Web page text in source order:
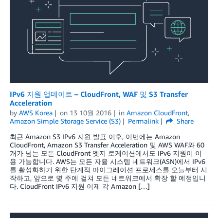
IPv6 지원 업데이트 – CloudFront, WAF 및 S3 Transfer
Acceleration
by AWS Korea on 13 10월 2016 in Amazon CloudFront,
Amazon Simple Storage Service (S3)
Permalink
Share
최근 Amazon S3 IPv6 지원 발표 이후, 이번에는 Amazon
CloudFront, Amazon S3 Transfer Acceleration 및 AWS WAF와 60
개가 넘는 모든 CloudFront 엣지 로케이션에서도 IPv6 지원이 이
용 가능합니다. AWS는 모든 자율 시스템 네트워크(ASN)에서 IPv6
를 활성화하기 위한 단계적 마이그레이션 프로세스를 오늘부터 시
작하고, 앞으로 몇 주에 걸쳐 모든 네트워크에서 확장 할 예정입니
다. CloudFront IPv6 지원 이제 각 Amazon […]